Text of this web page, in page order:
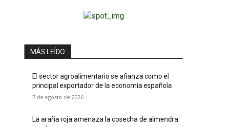
MÁS LEÍDO
El sector agroalimentario se afianza como el
principal exportador de la economía española
7 de agosto de 2026
La araña roja amenaza la cosecha de almendra